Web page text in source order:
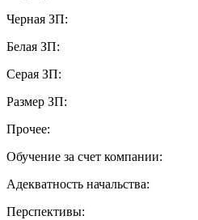
Черная ЗП:
Белая ЗП:
Серая ЗП:
Размер ЗП:
Прочее:
Обучение за счет компании:
Адекватность начальства:
Перспективы: